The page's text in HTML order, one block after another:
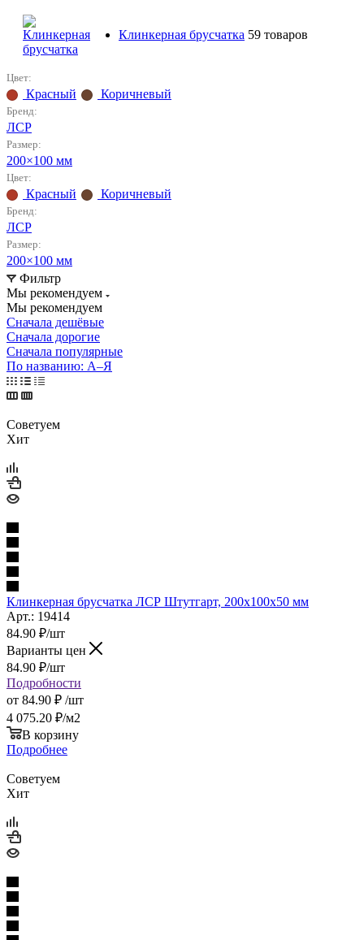
Клинкерная брусчатка 59 товаров
Цвет:
Красный Коричневый
Бренд:
ЛСР
Размер:
200×100 мм
Цвет:
Красный Коричневый
Бренд:
ЛСР
Размер:
200×100 мм
Фильтр
Мы рекомендуем
Мы рекомендуем
Сначала дешёвые
Сначала дорогие
Сначала популярные
По названию: А–Я
Советуем
Хит
Клинкерная брусчатка ЛСР Штутгарт, 200x100x50 мм
Арт.: 19414
84.90 ₽/шт
Варианты цен
84.90 ₽/шт
Подробности
от 84.90 ₽ /шт
4 075.20 ₽/м2
В корзину
Подробнее
Советуем
Хит